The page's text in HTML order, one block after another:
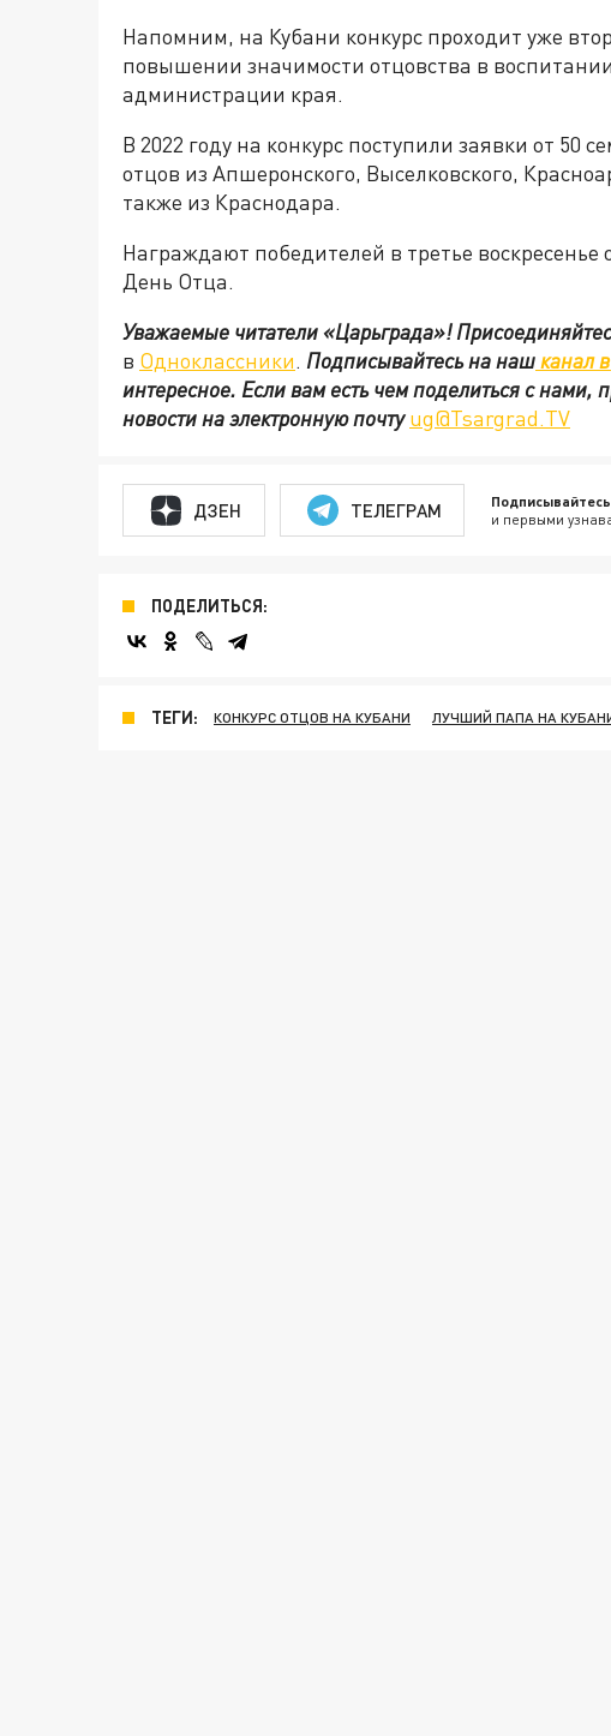
Напомним, на Кубани конкурс проходит уже
повышении значимости отцовства в
администрации края.
В 2022 году на конкурс поступили заявки от 50
отцов из Апшеронского, Выселковского,
также из Краснодара.
Награждают победителей в третье воскресенье
День Отца.
Уважаемые читатели «Царьграда»!
в Одноклассники. Подписывайтесь на нашканал
интересное. Если вам есть чем поделиться с
новости на электронную почтуug@Tsargrad.TV
ДЗЕН ТЕЛЕГРАМ и первыми
ПОДЕЛИТЬСЯ:
ТЕГИ: КОНКУРС ОТЦОВ НА КУБАНИ ЛУЧШИЙ ПАПА НА